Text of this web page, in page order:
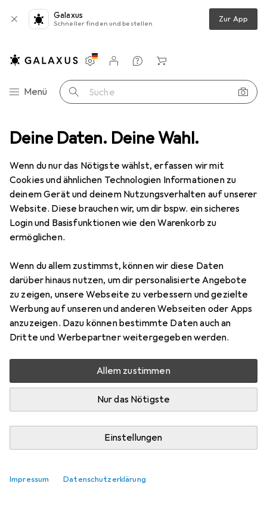
Deine Daten. Deine Wahl.
Wenn du nur das Nötigste wählst, erfassen wir mit
Cookies und ähnlichen Technologien Informationen zu
deinem Gerät und deinem Nutzungsverhalten auf unserer
Website. Diese brauchen wir, um dir bspw. ein sicheres
Login und Basisfunktionen wie den Warenkorb zu
ermöglichen.
Wenn du allem zustimmst, können wir diese Daten
darüber hinaus nutzen, um dir personalisierte Angebote
zu zeigen, unsere Webseite zu verbessern und gezielte
Werbung auf unseren und anderen Webseiten oder Apps
anzuzeigen. Dazu können bestimmte Daten auch an
Dritte und Werbepartner weitergegeben werden.
Allem zustimmen
Nur das Nötigste
Einstellungen
Impressum Datenschutzerklärung
Galaxus
Schneller finden und bestellen Zur App
Navigation nach Kategorien
Menü Suche
Einstellungen
Kundenkonto
Vergleichslisten
Merklisten
Warenkorb
Produktbewertungen hätte ich eine Phantom 4 würde der Artik...
EUR
10,90
DJI Phantom 4 Gimbal Lock
DJI Phantom 4
Bewertung für DJI Phantom 4 Gimbal
mkohmann
vor 6 Jahren
+1
hat dieses Produkt gekauft
passt leider nicht auf die Phantom 4 Pro
Ehemaliger Benutzer
vor 6 Jahren
Danke für den Tipp! Ich hätte nun beinahe dieses
"falsche" Teil für meinen Pro gekauft! :-)